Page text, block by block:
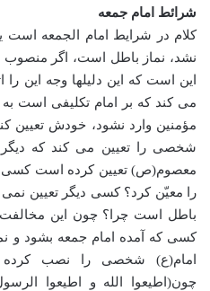
شرائط امام جمعه
کلام در شرایط امام الجمعه است
نشد، نماز باطل است، اگر منصوب
این است که این دلیلها وجه این را
می کند که بر امام تکلیفی است
مؤمنین وارد نشود، خودش تعیین
شخصی را تعیین می کند که دیگر
معصوم(ص) تعیین کرده است کسی
را معیّن کرد؟ کسی دیگر تعیین
باطل است چرا؟ چون این
کسی که آمده امام جمعه بشود و
امام(ع) شخصی را نصب
چون(اطیعوا الله و اطیعوا